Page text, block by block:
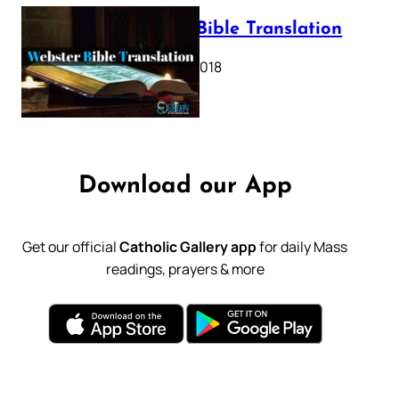
Webster Bible Translation
October 11, 2018
Download our App
Get our officialCatholic Gallery appfor daily Mass
readings, prayers & more